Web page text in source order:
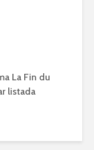
La Fin du
listada